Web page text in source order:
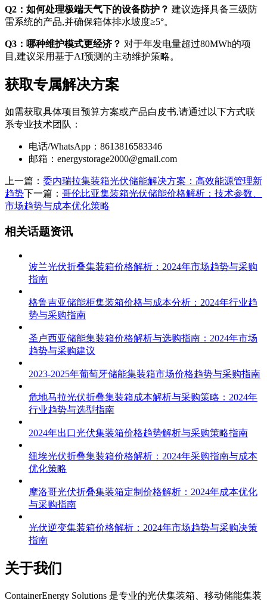
Q2：如何处理极端天气下的设备防护？ 建议选择具备三级防
雷系统的产品,并确保箱体排水坡度≥5°。
Q3：哪种维护模式更经济？ 对于年发电量超过80MWh的项
目,建议采用基于AI预测的主动维护策略。
获取专属解决方案
如需获取具体项目预算方案或产品白皮书,请通过以下方式联
系专业技术团队：
电话/WhatsApp：8613816583346
邮箱： energystorage2000@gmail.com
上一篇： 委内瑞拉集装箱光伏储能解决方案：高效能源管理新
趋势下一篇： 哥伦比亚集装箱光伏储能价格解析：技术参数、
市场趋势与成本优化策略
相关话题资讯
波兰光伏折叠集装箱价格解析：2024年市场趋势与采购
指南
格鲁吉亚储能柜集装箱价格与成本分析：2024年行业趋
势与采购指南
圣卢西亚储能集装箱价格解析与选购指南：2024年市场
趋势与采购建议
2023-2025年葡萄牙储能集装箱市场价格趋势与采购指南
危地马拉光伏折叠集装箱成本解析与采购策略：2024年
行业趋势与选型指南
2024年出口光伏集装箱价格趋势解析与采购策略指南
纽埃光伏折叠集装箱价格解析：2024年采购指南与成本
优化策略
摩洛哥光伏折叠集装箱定制价格解析：2024年成本优化
与采购指南
光伏逆变集装箱价格解析：2024年市场趋势与采购决策
指南
关于我们
ContainerEnergy Solutions 是专业的光伏集装箱、移动储能集装